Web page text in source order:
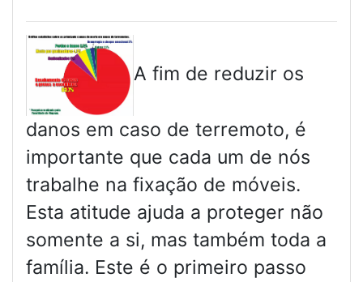
A fim de reduzir os
danos em caso de terremoto, é
importante que cada um de nós
trabalhe na fixação de móveis.
Esta atitude ajuda a proteger não
somente a si, mas também toda a
família. Este é o primeiro passo